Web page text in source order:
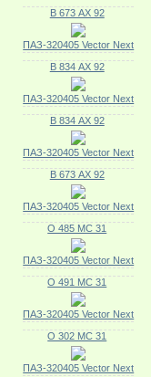
В 673 АХ 92
ПАЗ-320405 Vector Next
В 834 АХ 92
ПАЗ-320405 Vector Next
В 834 АХ 92
ПАЗ-320405 Vector Next
В 673 АХ 92
ПАЗ-320405 Vector Next
О 485 МС 31
ПАЗ-320405 Vector Next
О 491 МС 31
ПАЗ-320405 Vector Next
О 302 МС 31
ПАЗ-320405 Vector Next